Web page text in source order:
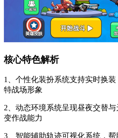
核心特色解析
1、个性化装扮系统支持实时换
特战场形象
2、动态环境系统呈现昼夜交替
变作战能力
3、智能辅助轨迹可视化系统，